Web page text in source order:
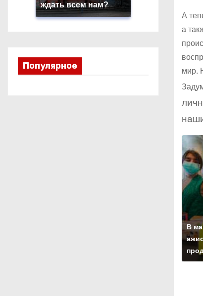
ждать всем нам?
Популярное
А
а
мир.
В